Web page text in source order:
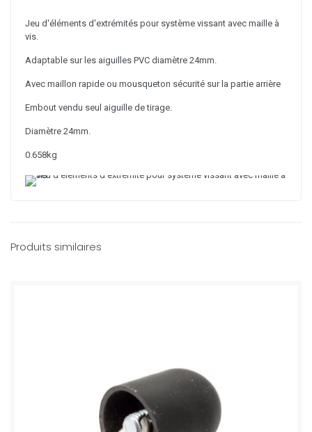
Jeu d'éléments d'extrémités pour système vissant avec maille à
vis.
Adaptable sur les aiguilles PVC diamètre 24mm.
Avec maillon rapide ou mousqueton sécurité sur la partie arrière
Embout vendu seul aiguille de tirage.
Diamètre 24mm.
0.658kg
Produits similaires